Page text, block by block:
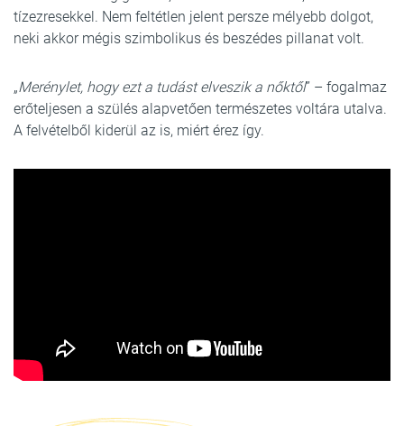
tízezresekkel. Nem feltétlen jelent persze mélyebb dolgot,
neki akkor mégis szimbolikus és beszédes pillanat volt.
„Merénylet, hogy ezt a tudást elveszik a nőktől” – fogalmaz
erőteljesen a szülés alapvetően természetes voltára utalva.
A felvételből kiderül az is, miért érez így.